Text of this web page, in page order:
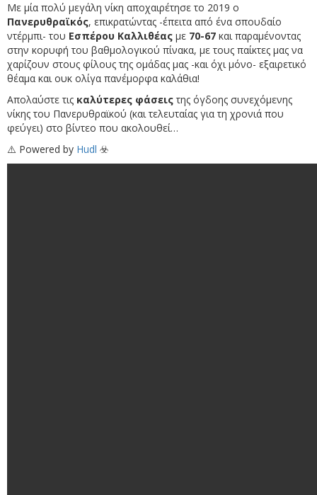
Με μία πολύ μεγάλη νίκη αποχαιρέτησε το 2019 ο
Πανερυθραϊκός, επικρατώντας -έπειτα από ένα σπουδαίο
ντέρμπι- του Εσπέρου Καλλιθέας με 70-67 και παραμένοντας
στην κορυφή του βαθμολογικού πίνακα, με τους παίκτες μας να
χαρίζουν στους φίλους της ομάδας μας -και όχι μόνο- εξαιρετικό
θέαμα και ουκ ολίγα πανέμορφα καλάθια!
Απολαύστε τις καλύτερες φάσεις της όγδοης συνεχόμενης
νίκης του Πανερυθραϊκού (καιτελευταίας για τη χρονιά που
φεύγει) στο βίντεο που ακολουθεί…
⚠️ Powered by Hudl ☣️